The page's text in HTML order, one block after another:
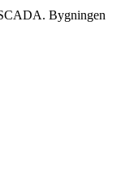
Bygningen